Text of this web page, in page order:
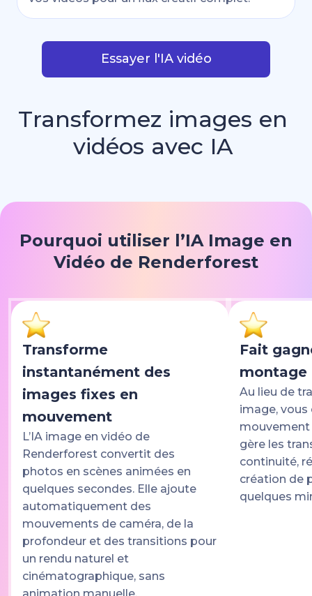
Essayer l'IA vidéo
Transformez images en
vidéos avec IA
Pourquoi utiliser l’IA Image en
Vidéo de Renderforest
Transforme
instantanément des
images fixes en
mouvement
L’IA image en vidéo de
Renderforest convertit des
photos en scènes animées en
quelques secondes. Elle ajoute
automatiquement des
mouvements de caméra, de la
profondeur et des transitions pour
un rendu naturel et
cinématographique, sans
Fait
montage
Au lieu de
image, vous
mouvement
gère les
continuité,
création de
quelques